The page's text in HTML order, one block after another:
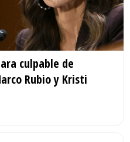
culpable de
Rubio y Kristi